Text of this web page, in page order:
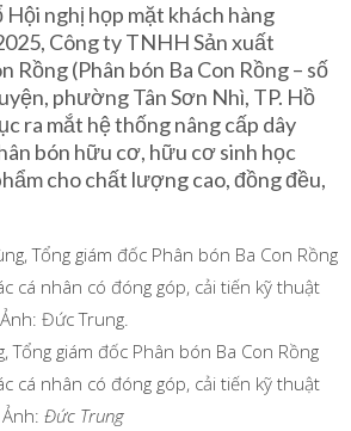
nghị họp mặt khách hàng
Công ty TNHH Sản xuất
Rồng (Phân bón Ba Con Rồng – số
phường Tân Sơn Nhì, TP. Hồ
ra mắt hệ thống nâng cấp dây
bón hữu cơ, hữu cơ sinh học
cho chất lượng cao, đồng đều,
Tổng giám đốc Phân bón Ba Con Rồng
cá nhân có đóng góp, cải tiến kỹ thuật
Đức Trung